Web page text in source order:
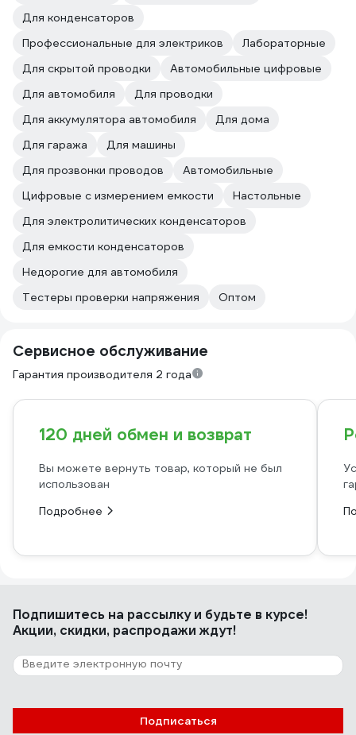
Для конденсаторов
Профессиональные для электриков
Лабораторные
Для скрытой проводки
Автомобильные цифровые
Для автомобиля
Для проводки
Для аккумулятора автомобиля
Для дома
Для гаража
Для машины
Для прозвонки проводов
Автомобильные
Цифровые с измерением емкости
Настольные
Для электролитических конденсаторов
Для емкости конденсаторов
Недорогие для автомобиля
Тестеры проверки напряжения
Оптом
Сервисное обслуживание
Гарантия производителя 2 года
120 дней обмен и возврат
Вы можете вернуть товар, который не был
использован
Подробнее
Подпишитесь на рассылкуи будьте в курсе!
Акции, скидки, распродажи ждут!
Подписаться